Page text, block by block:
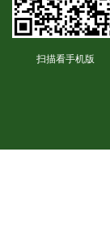
扫描看手机版